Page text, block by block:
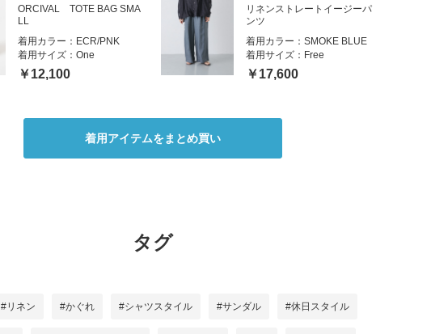
ORCIVAL TOTE BAG SMA
LL
着用カラー： ECR/PNK
着用サイズ： One
￥12,100
リネンストレートイージーパ
ンツ
着用カラー： SMOKE BLUE
着用サイズ： Free
￥17,600
着用アイテムをまとめ買い
タグ
#リネン #かぐれ #シャツスタイル #サンダル #休日スタイル